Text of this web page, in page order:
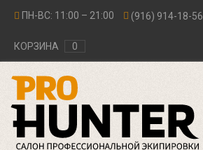
ПН-ВС: 11:00 – 21:00 (916) 914-18-56
КОРЗИНА 0